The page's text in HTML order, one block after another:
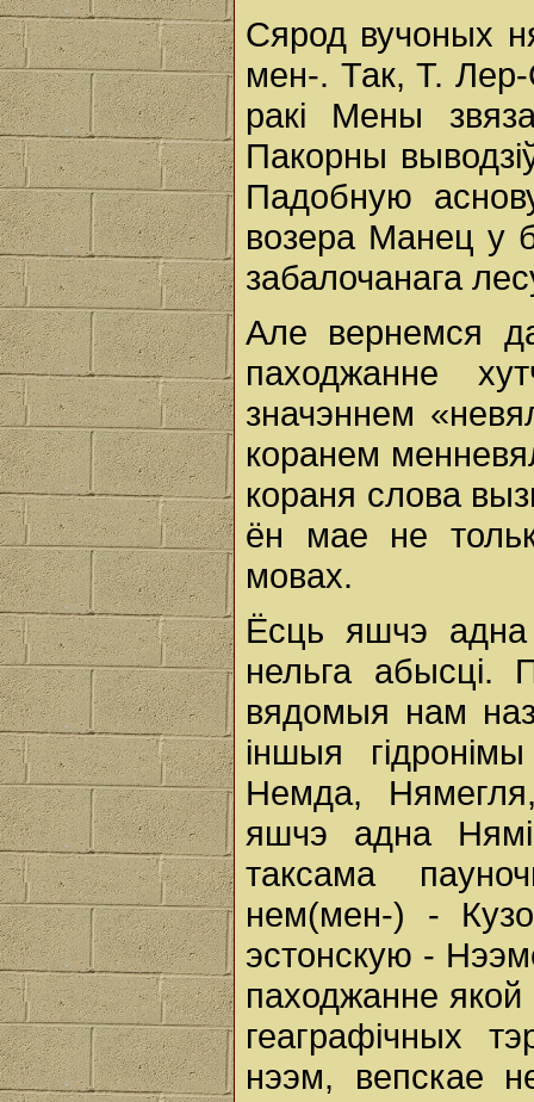
Сярод вучоных
мен-. Так, Т. Лер-
ракі Мены
Пакорны
Падобную
возера Манец у
забалочанага
Але вернемся
паходжанне
значэннем
коранем
кораня слова
ён мае не
мовах.
Ёсць яшчэ адна
нельга абысці.
вядомыя нам
іншыя
Немда,
яшчэ адна
таксама
нем(мен-) -
эстонскую -
паходжанне якой
геаграфічных
нээм, вепскае